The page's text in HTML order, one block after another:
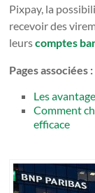
Pixpay, la
recevoir des
leurscomptes
Pages associées :
Les
Comment
efficace